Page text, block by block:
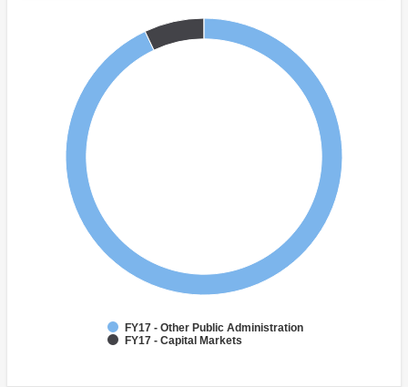
FY17 - Other Public Administration
FY17 - Capital Markets